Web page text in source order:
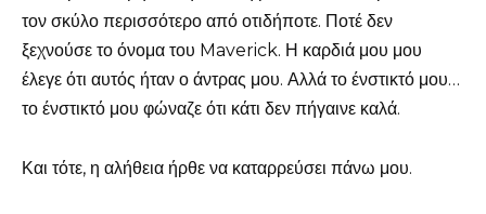
τον σκύλο περισσότερο από οτιδήποτε. Ποτέ δεν
ξεχνούσε το όνομα του Maverick. Η καρδιά μου μου
έλεγε ότι αυτός ήταν ο άντρας μου. Αλλά το ένστικτό μου…
το ένστικτό μου φώναζε ότι κάτι δεν πήγαινε καλά.
Και τότε, η αλήθεια ήρθε να καταρρεύσει πάνω μου.